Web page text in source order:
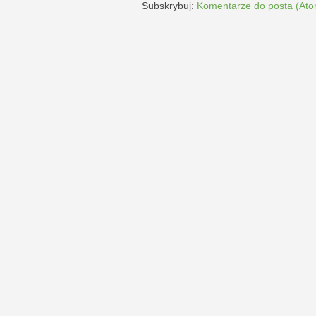
Subskrybuj: Komentarze do posta